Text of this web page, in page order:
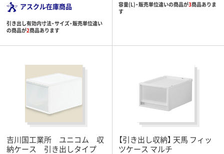
アスクル在庫商品
引き出し有効内寸法・サイズ・販売単位違い
の商品が2商品あります
容量(L)・販売単位違いの商品が3商品ありま
す
吉川国工業所 ユニコム 収
納ケース 引き出しタイプ
【引き出し収納】 天馬 フィッ
ツケース マルチ